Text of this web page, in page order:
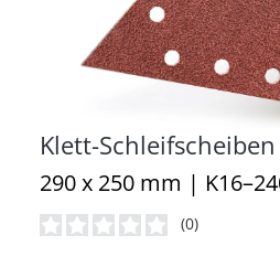
Klett-Schleifscheiben
290 x 250 mm |
(0)